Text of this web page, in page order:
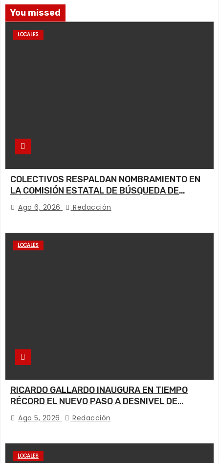
You missed
LOCALES
COLECTIVOS RESPALDAN NOMBRAMIENTO EN
LA COMISIÓN ESTATAL DE BÚSQUEDA DE
PERSONAS.
Ago 6, 2026 Redacción
LOCALES
RICARDO GALLARDO INAUGURA EN TIEMPO
RÉCORD EL NUEVO PASO A DESNIVEL DE
CIRCUITO POTOSÍ
Ago 5, 2026 Redacción
LOCALES